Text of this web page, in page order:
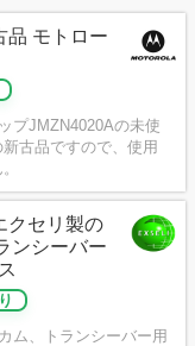
品 モトロー
プJMZN4020Aの未使
古品ですので、使用
クセリ製の
ンシーバー
ム、トランシーバー用